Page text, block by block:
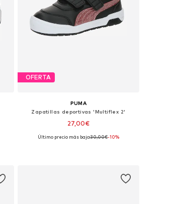
OFERTA
PUMA
Zapatillas deportivas 'Multiflex 2'
27,00€
Disponible en muchas tallas
Último precio más bajo:30,00€-10%